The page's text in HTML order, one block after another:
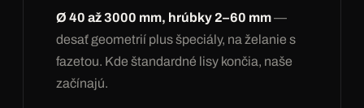
Ø 40 až 3000 mm, hrúbky 2–60 mm—
desať geometrií plus špeciály, na želanie s
fazetou. Kde štandardné lisy končia, naše
začínajú.